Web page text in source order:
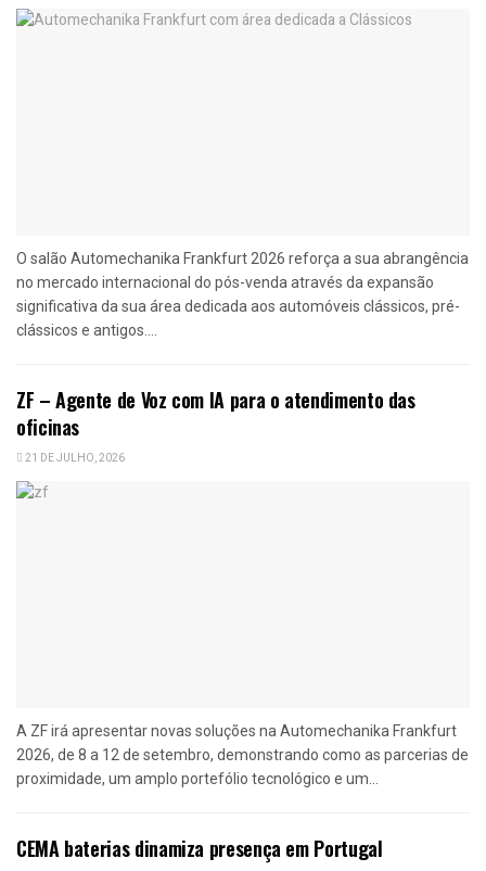
O salão Automechanika Frankfurt 2026 reforça a sua abrangência
no mercado internacional do pós-venda através da expansão
significativa da sua área dedicada aos automóveis clássicos, pré-
clássicos e antigos....
ZF – Agente de Voz com IA para o atendimento das
oficinas
21 DE JULHO, 2026
A ZF irá apresentar novas soluções na Automechanika Frankfurt
2026, de 8 a 12 de setembro, demonstrando como as parcerias de
proximidade, um amplo portefólio tecnológico e um...
CEMA baterias dinamiza presença em Portugal